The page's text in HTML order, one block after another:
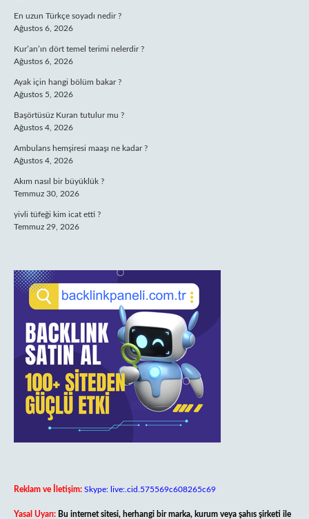
En uzun Türkçe soyadı nedir ?
Ağustos 6, 2026
Kur’an’ın dört temel terimi nelerdir ?
Ağustos 6, 2026
Ayak için hangi bölüm bakar ?
Ağustos 5, 2026
Başörtüsüz Kuran tutulur mu ?
Ağustos 4, 2026
Ambulans hemşiresi maaşı ne kadar ?
Ağustos 4, 2026
Akım nasıl bir büyüklük ?
Temmuz 30, 2026
yivli tüfeği kim icat etti ?
Temmuz 29, 2026
Reklam ve İletişim: Skype: live:.cid.575569c608265c69
Yasal Uyarı: Bu internet sitesi, herhangi bir marka, kurum veya şahıs şirketi ile